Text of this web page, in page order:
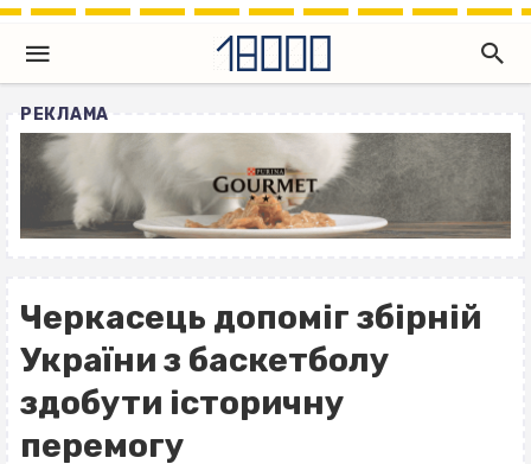
РЕКЛАМА
Черкасець допоміг збірній
України з баскетболу
здобути історичну
перемогу